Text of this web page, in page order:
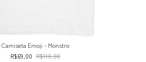
Camiseta Emoji - Monstro
R$69,00 R$110,00